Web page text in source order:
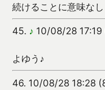
続けることに意味なし
45. ♪ 10/08/28 17:19
よゆう♪
46. 10/08/28 18:28